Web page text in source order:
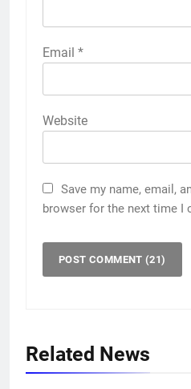
Email *
Website
Save my name, email,
browser for the next time I
Related News